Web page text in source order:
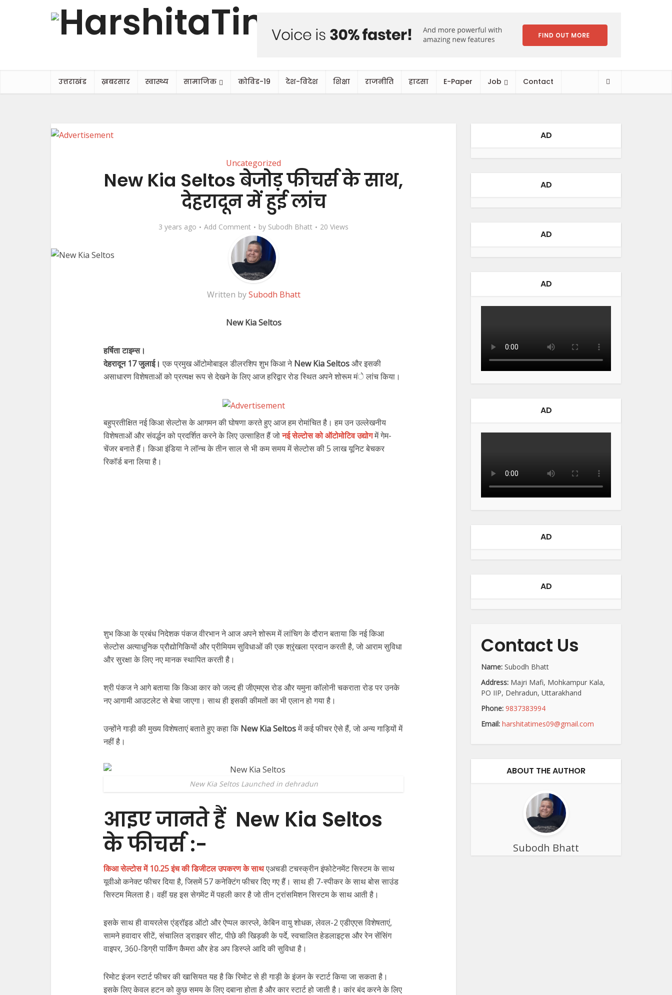
उत्तराखंड ख़बरसार स्वास्थ्य सामाजिक कोविड-19 देश-विदेश शिक्षा राजनीति हादसा E-Paper Job Contact
Uncategorized
New Kia Seltos बेजोड़ फीचर्स के साथ,
देहरादून में हुई लांच
3 years ago Add Comment by Subodh Bhatt 20 Views
Written bySubodh Bhatt
New Kia Seltos
हर्षिता टाइम्स।
देहरादून 17 जुलाई। एक प्रमुख ऑटोमोबाइल डीलरशिप शुभ किआ नेNew Kia Seltosऔर इसकी
असाधारण विशेषताओं को प्रत्यक्ष रूप से देखने के लिए आज हरिद्वार रोड स्थित अपने शोरूम मंे लांच किया।
बहुप्रतीक्षित नई किआ सेल्टोस के आगमन की घोषणा करते हुए आज हम रोमांचित है। हम उन उल्लेखनीय
विशेषताओं और संवर्द्धन को प्रदर्शित करने के लिए उत्साहित हैं जोनई सेल्टोस को ऑटोमोटिव उद्योगमें गेम-
चेंजर बनाते हैं। किआ इंडिया ने लॉन्च के तीन साल से भी कम समय में सेल्टोस की 5 लाख यूनिट बेचकर
रिकॉर्ड बना लिया है।
शुभ किआ के प्रबंध निदेशक पंकज वीरभान ने आज अपने शोरूम में लांचिग के दौरान बताया कि नई किआ
सेल्टोस अत्याधुनिक प्रौद्योगिकियों और प्रीमियम सुविधाओं की एक श्रृंखला प्रदान करती है, जो आराम सुविधा
और सुरक्षा के लिए नए मानक स्थापित करती है।
श्री पंकज ने आगे बताया कि किआ कार को जल्द ही जीएमएस रोड और यमुना कॉलोनी चकराता रोड पर उनके
नए आगामी आउटलेट से बेचा जाएगा। साथ ही इसकी कीमतों का भी एलान हो गया है।
उन्होंने गाड़ी की मुख्य विशेषताएं बताते हुए कहा कि New Kia Seltosमें कई फीचर ऐसे हैं, जो अन्य गाड़ियों में
नहीं है।
New Kia Seltos Launched in dehradun
आइए जानते हैं New Kia Seltos
केफीचर्स :-
किआ सेल्टोस में 10.25 इंच की डिजीटल उपकरण के साथएअचडी टचस्क्रीन इंफोटेनमेंट सिस्टम के साथ
यूवीओ कनेक्ट फीचर दिया है, जिसमें 57 कनेक्टिंग फीचर दिए गए हैं। साथ ही 7-स्पीकर के साथ बोस साउंड
सिस्टम मिलता है। वहीं य़ह इस सेगमेंट में पहली कार है जो तीन ट्रांसमिशन सिस्टम के साथ आती है।
इसके साथ ही वायरलेस एंड्रॉइड ऑटो और ऐप्पल कारप्ले, केबिन वायु शोधक, लेवल-2 एडीएएस विशेषताएं,
सामने हवादार सीटें, संचालित ड्राइवर सीट, पीछे की खिड़की के पर्दे, स्वचालित हेडलाइट्स और रेन सेंसिंग
वाइपर, 360-डिग्री पार्किंग कैमरा और हेड अप डिस्प्ले आदि की सुविधा है।
रिमोट इंजन स्टार्ट फीचर की खासियत यह है कि रिमोट से ही गाड़ी के इंजन के स्टार्ट किया जा सकता है।
इसके लिए केवल हटन को कुछ समय के लिए दबाना होता है और कार स्टार्ट हो जाती है। कांर बंद करने के लिए
AD
AD
AD
AD
AD
AD
AD
Contact Us
Name: Subodh Bhatt
Address: Majri Mafi, Mohkampur Kala,
PO IIP, Dehradun, Uttarakhand
Phone: 9837383994
Email: harshitatimes09@gmail.com
ABOUT THE AUTHOR
Subodh Bhatt